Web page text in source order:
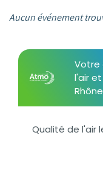
Aucun événement